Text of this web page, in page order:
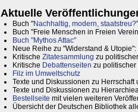
Aktuelle
Buch "Nachhaltig, modern, staatstreu?
Buch "Freie Menschen in Freien
Buch "Mythos Attac"
Neue Reihe zu "Widerstand & Utopie":
Kritische Zitatesammlung zu
Kritische Debattenseiten zu politischer
Filz im Umweltschutz
Texte und Diskussionen zu
Texte und Diskussionen zu
Bestellseite mit vielen weiteren
Übersicht der Deutschen Bibliothek